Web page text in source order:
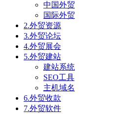
中国外贸
国际外贸
2.外贸资源
3.外贸论坛
4.外贸展会
5.外贸建站
建站系统
SEO工具
主机域名
6.外贸收款
7.外贸软件